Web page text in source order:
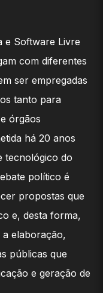
e Software Livre
com diferentes
ser empregadas
tanto para
órgãos
há 20 anos
tecnológico do
político é
propostas que
e, desta forma,
elaboração,
públicas que
e geração de